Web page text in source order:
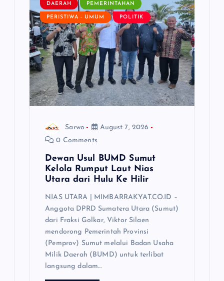
DAERAH PEMERINTAHAN
PERISTIWA - UMUM POLITIK
Sarwo
August 7, 2026
0 Comments
Dewan Usul BUMD Sumut
Kelola Rumput Laut Nias
Utara dari Hulu Ke Hilir
NIAS UTARA | MIMBARRAKYAT.CO.ID –
Anggota DPRD Sumatera Utara (Sumut)
dari Fraksi Golkar, Viktor Silaen
mendorong Pemerintah Provinsi
(Pemprov) Sumut melalui Badan Usaha
Milik Daerah (BUMD) untuk terlibat
langsung dalam…